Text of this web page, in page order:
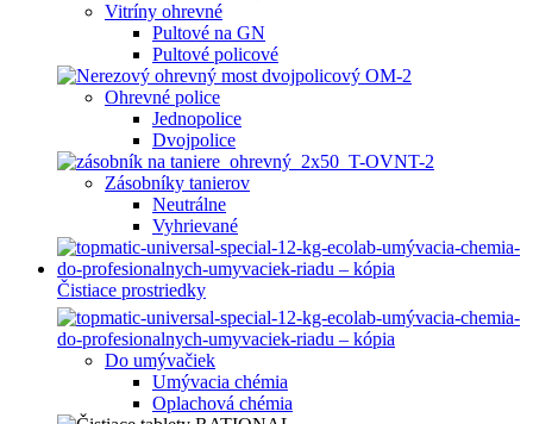
Vitríny ohrevné
Pultové na GN
Pultové policové
Ohrevné police
Jednopolice
Dvojpolice
Zásobníky tanierov
Neutrálne
Vyhrievané
Čistiace prostriedky
Do umývačiek
Umývacia chémia
Oplachová chémia